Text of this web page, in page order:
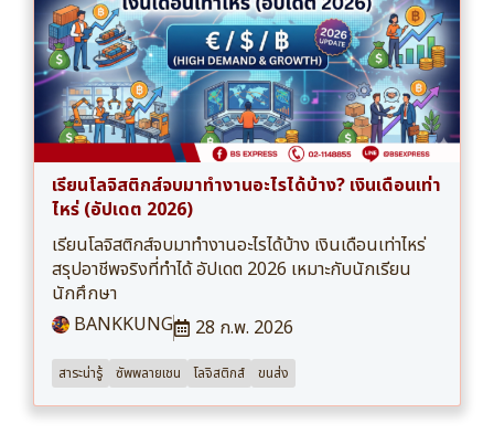
เรียนโลจิสติกส์จบมาทำงานอะไรได้บ้าง? เงินเดือนเท่า
ไหร่ (อัปเดต 2026)
เรียนโลจิสติกส์จบมาทำงานอะไรได้บ้าง เงินเดือนเท่าไหร่
สรุปอาชีพจริงที่ทำได้ อัปเดต 2026 เหมาะกับนักเรียน
นักศึกษา
BANKKUNG
28 ก.พ. 2026
สาระน่ารู้ ซัพพลายเชน โลจิสติกส์ ขนส่ง